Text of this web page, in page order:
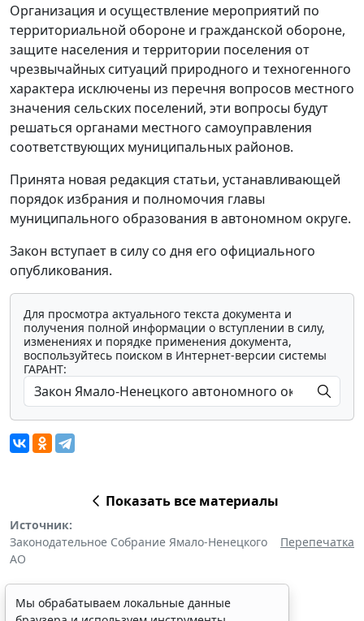
Организация и осуществление мероприятий по
территориальной обороне и гражданской обороне,
защите населения и территории поселения от
чрезвычайных ситуаций природного и техногенного
характера исключены из перечня вопросов местного
значения сельских поселений, эти вопросы будут
решаться органами местного самоуправления
соответствующих муниципальных районов.
Принята новая редакция статьи, устанавливающей
порядок избрания и полномочия главы
муниципального образования в автономном округе.
Закон вступает в силу со дня его официального
опубликования.
Для просмотра актуального текста документа и
получения полной информации о вступлении в силу,
изменениях и порядке применения документа,
воспользуйтесь поиском в Интернет-версии системы
ГАРАНТ:
Показать все материалы
Источник:
Законодательное Собрание Ямало-Ненецкого
АО
Перепечатка
Мы обрабатываем локальные данные